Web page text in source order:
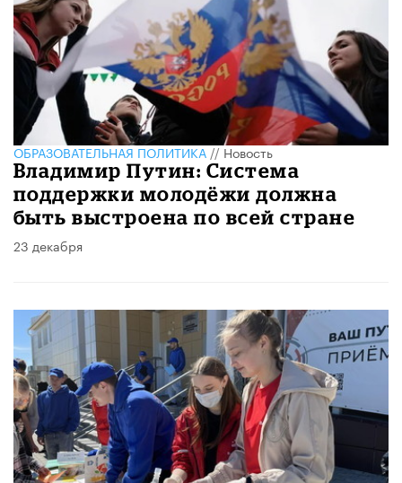
ОБРАЗОВАТЕЛЬНАЯ ПОЛИТИКА//Новость
Владимир Путин: Система
поддержки молодёжи должна
быть выстроена по всей стране
23 декабря